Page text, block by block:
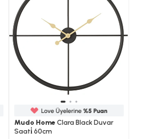
Mudo Home Clara Black Duvar
Saati̇ 60cm